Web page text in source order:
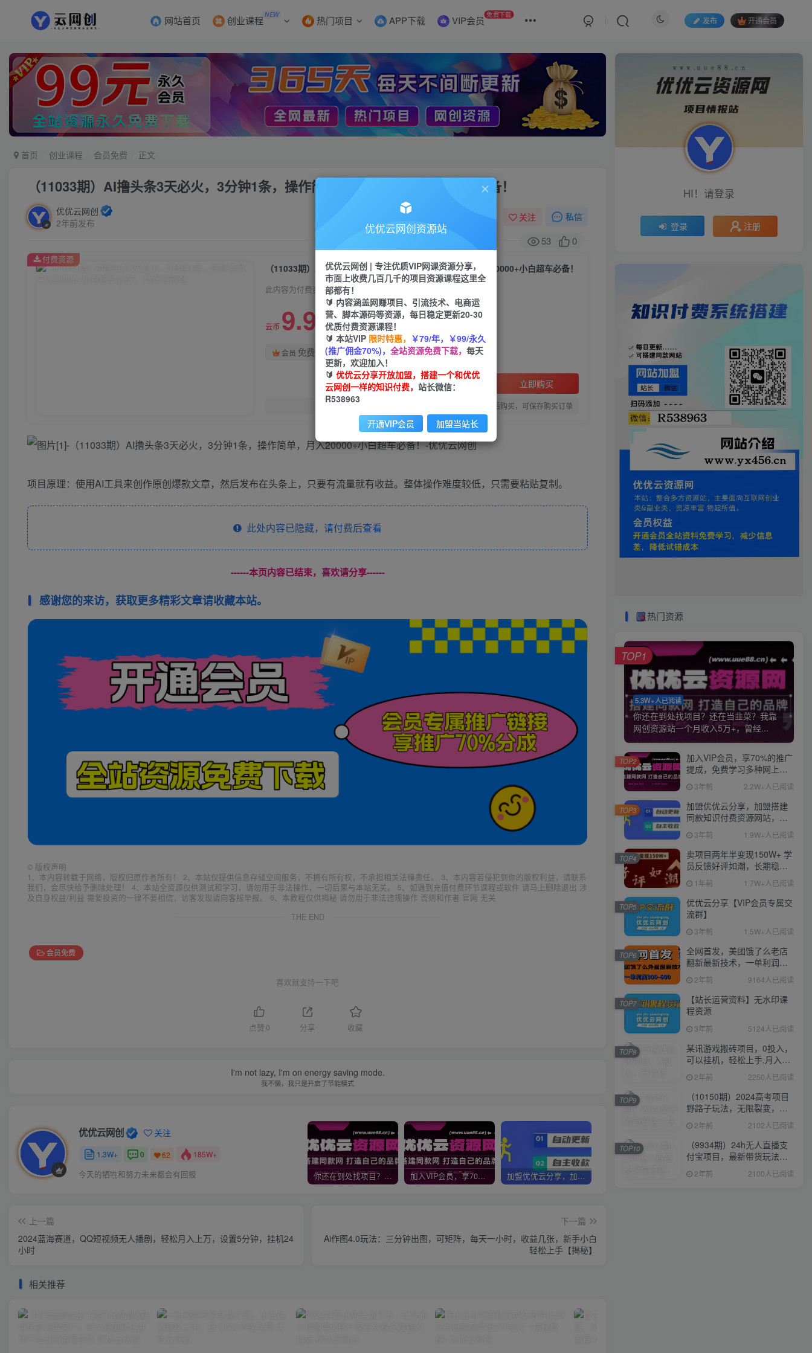
网站首页 创业课程 NEW 热门项目 APP下载 VIP会员 免费下载
发布 开通会员
首页 创业课程 会员免费 正文
（11033期）AI撸头条3天必火，3分钟1条，操作简单，月入20000+小白超车必备！
优优云网创
2年前发布
关注 私信
53 0
（11033期）AI撸头条3天必火，3分钟1条，操作简单，月入20000+小白超车必备！
此内容为付费资源，请付费后查看
云币 9.9 限时特惠
云币99
会员 免费
立即购买
您当前未登录！建议登陆后购买，可保存购买订单
付费资源
项目原理：使用AI工具来创作原创爆款文章，然后发布在头条上，只要有流量就有收益。整体操作难度较低，只需要粘贴复制。
此处内容已隐藏，请付费后查看
------本页内容已结束，喜欢请分享------
感谢您的来访，获取更多精彩文章请收藏本站。
© 版权声明
1、本内容转载于网络，版权归原作者所有！ 2、本站仅提供信息存储空间服务，不拥有所有权，不承担相关法律责任。 3、本内容若侵犯到你的版权利益，请联系
我们，会尽快给予删除处理！ 4、本站全资源仅供测试和学习，请勿用于非法操作，一切后果与本站无关。 5、如遇到充值付费环节课程或软件 请马上删除退出 涉
及自身权益/利益 需要投资的一律不要相信，访客发现请向客服举报。 6、本教程仅供揭秘 请勿用于非法违规操作 否则和作者 官网 无关
THE END
会员免费
喜欢就支持一下吧
点赞 0 分享 收藏
I'm not lazy, I'm on energy saving mode.
我不懒，我只是开启了节能模式
优优云网创 关注
1.3W+ 0 62 185W+
今天的牺牲和努力未来都会有回报 你还在到处找项目？还在当韭菜？我靠网创资源站一个月收入5万+，曾经我也是个失败者。 加入VIP会员，享70%的推广提成，免费学习多种网上创业课程，菜鸟秒变大神！ 加盟优优云分享，加盟搭建同款知识付费资源网站，实现长期稳定被动收入~ 优优云分享【VIP会员专属交流群】
上一篇
2024蓝海赛道，QQ短视频无人播剧，轻松月入上万，设置5分钟，挂机24
小时
下一篇
Ai作图4.0玩法：三分钟出图，可矩阵，每天一小时，收益几张，新手小白
轻松上手【揭秘】
相关推荐
HI！请登录
登录 注册
热门资源
5.3W+人已阅读
你还在到处找项目？还在当韭菜？我靠
网创资源站一个月收入5万+，曾经...
TOP1
加入VIP会员，享70%的推广
提成，免费学习多种网上创
业课程，菜鸟秒变大神！
3年前 2.2W+人已阅读
TOP2
加盟优优云分享，加盟搭建
同款知识付费资源网站，实
现长期稳定被动收入~
3年前 1.9W+人已阅读
TOP3
卖项目两年半变现150W+ 学
员反馈好评如潮，长期稳定
变现，可以一直干到老！
1年前 1.7W+人已阅读
TOP4
优优云分享【VIP会员专属交
流群】
3年前 1.5W+人已阅读
TOP5
全网首发，美团饿了么老店
翻新最新技术，一单利润
300-600
2年前 9164人已阅读
TOP6
【站长运营资料】无水印课
程资源
3年前 5124人已阅读
TOP7
某讯游戏搬砖项目，0投入，
可以挂机，轻松上手,月入
3000+上不封顶
2年前 2250人已阅读
TOP8
（10150期）2024高考项目
野路子玩法，无限裂变，最
高一天1W＋！
2年前 2102人已阅读
TOP9
（9934期）24h无人直播支
付宝项目，最新带货玩法，
纯躺赚实测日入500+
2年前 2100人已阅读
TOP10
优优云网创资源站
优优云网创 | 专注优质VIP网课资源分享，
市面上收费几百几千的项目资源课程这里全
部都有！
🔰 内容涵盖网赚项目、引流技术、电商运
营、脚本源码等资源，每日稳定更新20-30
优质付费资源课程！
🔰 本站VIP 限时特惠， ￥79/年，￥99/永久
(推广佣金70%)， 全站资源免费下载， 每天
更新，欢迎加入！
🔰 优优云分享开放加盟，搭建一个和优优
云网创一样的知识付费， 站长微信：
R538963
开通VIP会员 加盟当站长